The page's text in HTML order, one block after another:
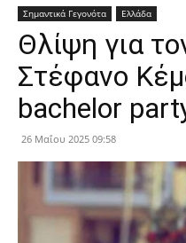
Σημαντικά Γεγονότα Ελλάδα
Θλίψη για
Στέφανο
bachelor
26 Μαΐου 2025 09:58